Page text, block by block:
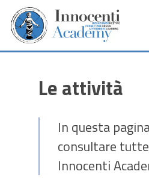
Skip
main
Le attività
In questa
consultare
Innocenti